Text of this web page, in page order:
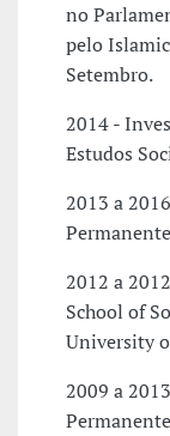
no
pelo
Setembro.
2014 -
Estudos
2013 a
2012 a
School of
University
2009 a